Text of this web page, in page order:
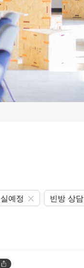
예정 빈방 상담